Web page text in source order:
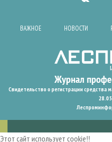
ВАЖНОЕ НОВОСТИ
Свидетельство о регистрации
Этот сайт использует cookie!!